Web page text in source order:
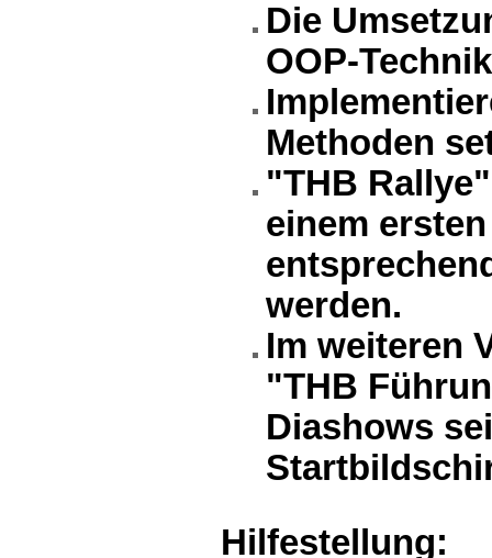
Die
OOP-
Methoden
"THB
einem
werden.
Im weiteren
"THB
Diashows
Hilfestellung: